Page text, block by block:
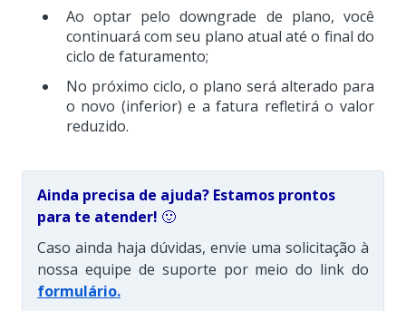
Ao optar pelo downgrade de plano, você
continuará com seu plano atual até o final do
ciclo de faturamento;
No próximo ciclo, o plano será alterado para
o novo (inferior) e a fatura refletirá o valor
reduzido.
Ainda precisa de ajuda? Estamos prontos
para te atender! 🙂
Caso ainda haja dúvidas, envie uma solicitação à
nossa equipe de suporte por meio do link do
formulário.